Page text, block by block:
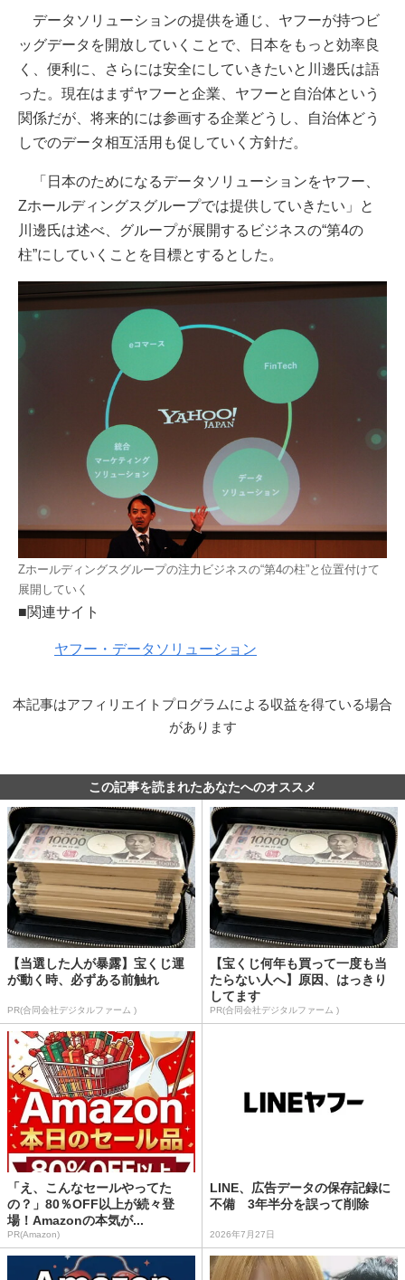
データソリューションの提供を通じ、ヤフーが持つビ
ッグデータを開放していくことで、日本をもっと効率良
く、便利に、さらには安全にしていきたいと川邊氏は語
った。現在はまずヤフーと企業、ヤフーと自治体という
関係だが、将来的には参画する企業どうし、自治体どう
しでのデータ相互活用も促していく方針だ。
「日本のためになるデータソリューションをヤフー、
Zホールディングスグループでは提供していきたい」と
川邊氏は述べ、グループが展開するビジネスの“第4の
柱”にしていくことを目標とするとした。
Zホールディングスグループの注力ビジネスの“第4の柱”と位置付けて
展開していく
■関連サイト
ヤフー・データソリューション
本記事はアフィリエイトプログラムによる収益を得ている場合
があります
この記事を読まれたあなたへのオススメ
【当選した人が暴露】宝くじ運
が動く時、必ずある前触れ
PR(合同会社デジタルファーム )
【宝くじ何年も買って一度も当
たらない人へ】原因、はっきり
してます
PR(合同会社デジタルファーム )
「え、こんなセールやってた
の？」80％OFF以上が続々登
場！Amazonの本気が...
PR(Amazon)
LINE、広告データの保存記録に
不備 3年半分を誤って削除
2026年7月27日